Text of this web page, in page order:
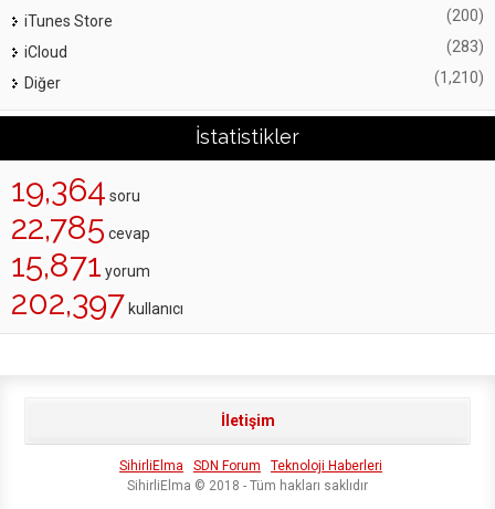
iTunes Store (200)
iCloud (283)
Diğer (1,210)
İstatistikler
19,364 soru
22,785 cevap
15,871 yorum
202,397 kullanıcı
İletişim
SihirliElma SDN Forum
Teknoloji Haberleri
SihirliElma © 2018 - Tüm hakları saklıdır